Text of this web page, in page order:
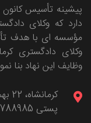
پیشینه تأسیس کانون
وکلای دادگستری
وظایف این نهاد بنا
پستی 6714788985